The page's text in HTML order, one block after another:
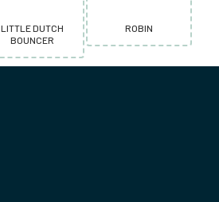
LITTLE DUTCH
BOUNCER
ROBIN